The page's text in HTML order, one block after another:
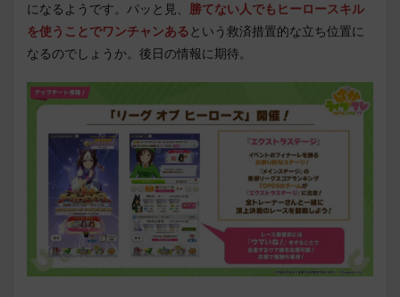
になるようです。パッと見、
勝てない人でもヒーロースキル
を使うことでワンチャンあるという救済措置的な立ち位置に
なるのでしょうか。後日の情報に期待。